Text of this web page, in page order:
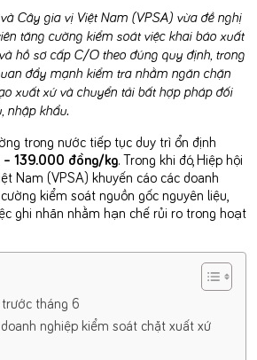
Cây gia vị Việt Nam (VPSA) vừa đề nghị
tăng cường kiểm soát việc khai báo xuất
hồ sơ cấp C/O theo đúng quy định, trong
đẩy mạnh kiểm tra nhằm ngăn chặn
xuất xứ và chuyển tải bất hợp pháp đối
nhập khẩu.
trong nước tiếp tục duy trì ổn định
139.000 đồng/kg. Trong khi đó, Hiệp hội
Nam (VPSA) khuyến cáo các doanh
kiểm soát nguồn gốc nguyên liệu,
ghi nhãn nhằm hạn chế rủi ro trong hoạt
tháng 6
nghiệp kiểm soát chặt xuất xứ